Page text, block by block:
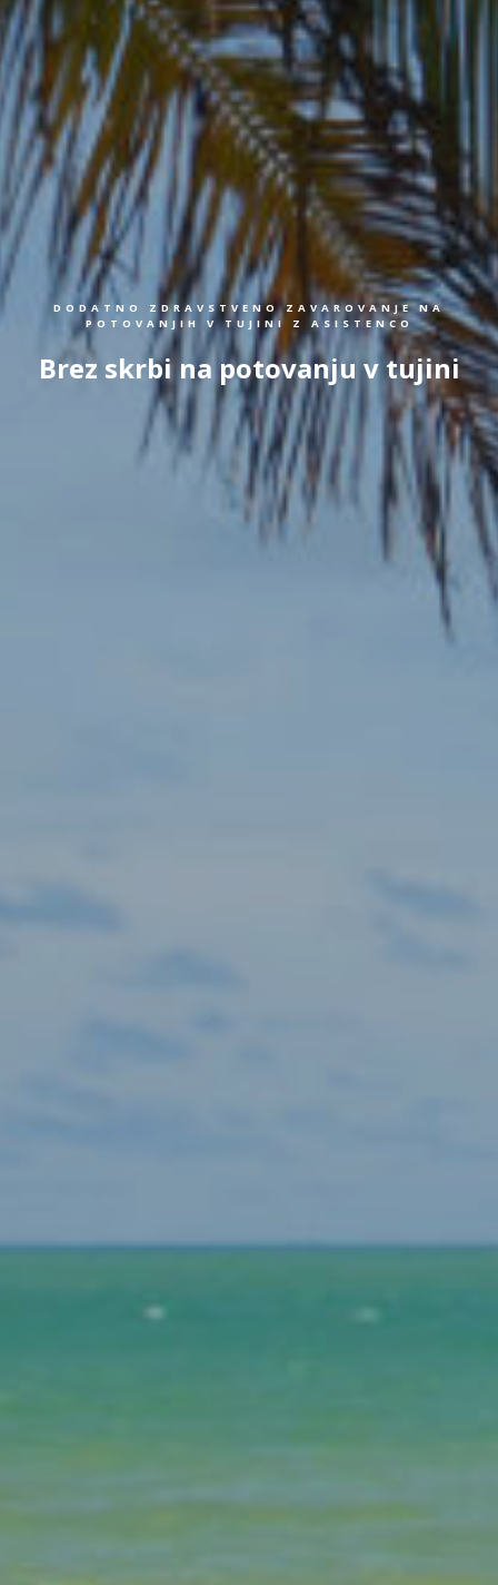
DODATNO ZDRAVSTVENO ZAVAROVANJE NA
POTOVANJIH V TUJINI Z ASISTENCO
Brez skrbi na potovanju v tujini